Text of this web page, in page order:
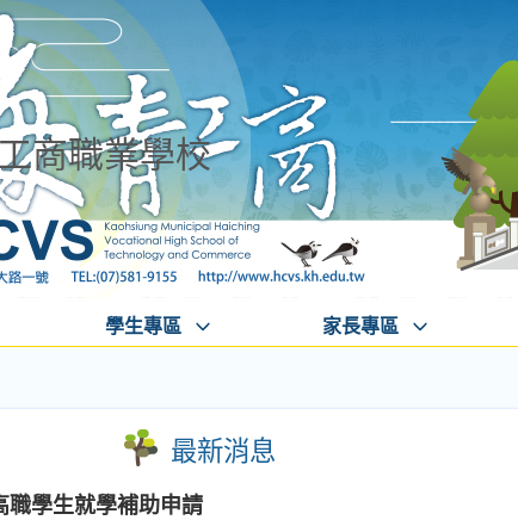
商職業學校
學生專區 家長專區
最新消息
職學生就學補助申請